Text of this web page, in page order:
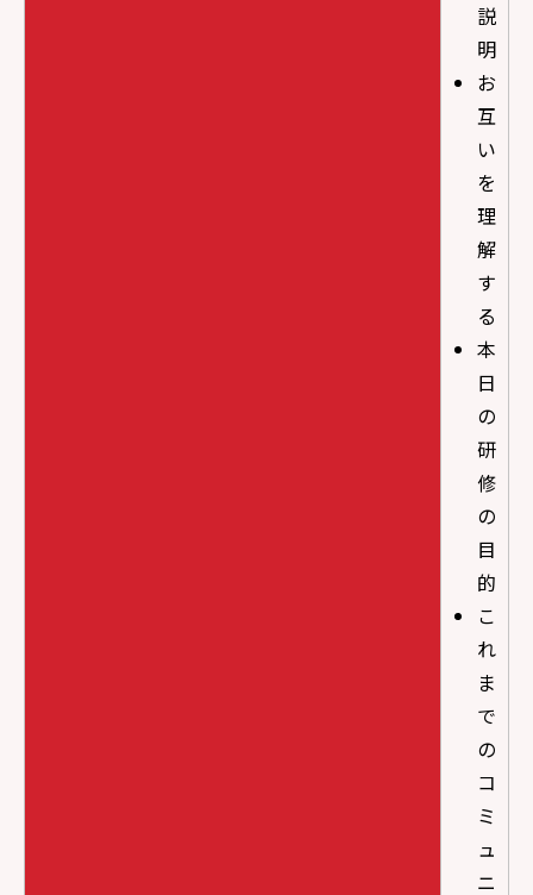
説
明
お
互
い
を
理
解
す
る
本
日
の
研
修
の
目
的
こ
れ
ま
で
の
コ
ミ
ュ
ニ